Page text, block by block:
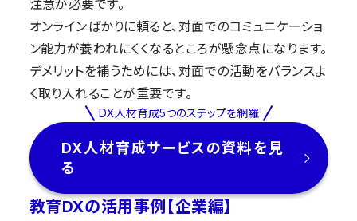
注意が必要です。
オンラインばかりに頼ると、対面でのコミュニケーショ
ン能力が養われにくくなるところが懸念点になります。
デメリットを補うためには、対面での活動をバランスよ
く取り入れることが重要です。
DX人材育成5つのステップを網羅
DX人材育成サービスの資料を見
る
教育DXの活用事例【企業編】